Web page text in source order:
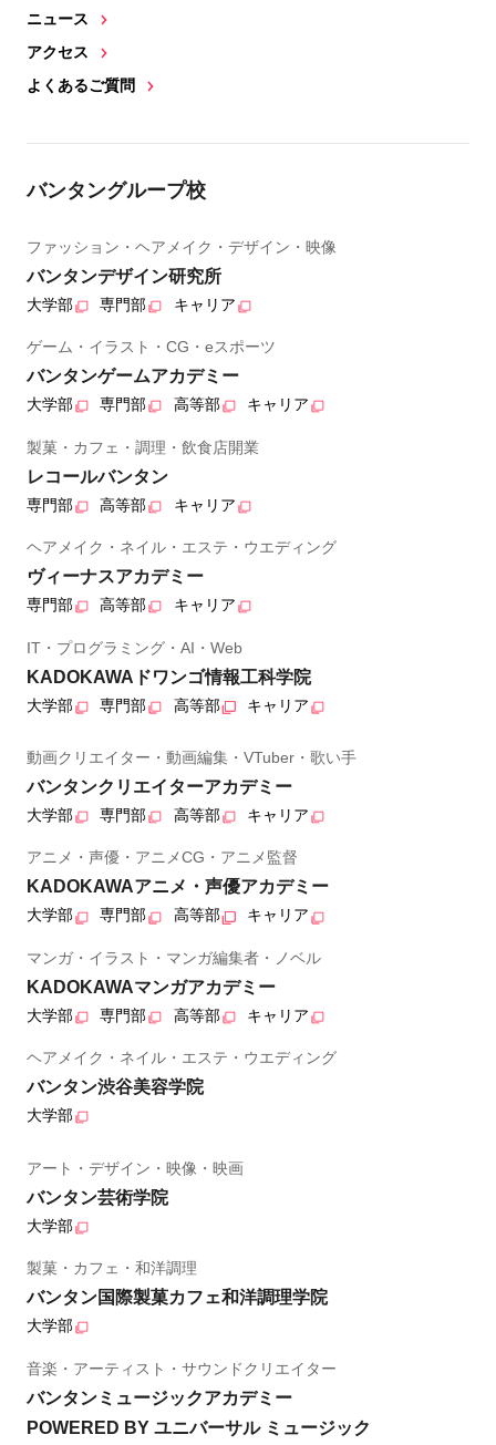
ニュース
アクセス
よくあるご質問
バンタングループ校
ファッション・ヘアメイク・デザイン・映像
バンタンデザイン研究所
大学部 専門部 キャリア
ゲーム・イラスト・CG・eスポーツ
バンタンゲームアカデミー
大学部 専門部 高等部 キャリア
製菓・カフェ・調理・飲食店開業
レコールバンタン
専門部 高等部 キャリア
ヘアメイク・ネイル・エステ・ウエディング
ヴィーナスアカデミー
専門部 高等部 キャリア
IT・プログラミング・AI・Web
KADOKAWAドワンゴ情報工科学院
大学部 専門部 高等部 キャリア
動画クリエイター・動画編集・VTuber・歌い手
バンタンクリエイターアカデミー
大学部 専門部 高等部 キャリア
アニメ・声優・アニメCG・アニメ監督
KADOKAWAアニメ・声優アカデミー
大学部 専門部 高等部 キャリア
マンガ・イラスト・マンガ編集者・ノベル
KADOKAWAマンガアカデミー
大学部 専門部 高等部 キャリア
ヘアメイク・ネイル・エステ・ウエディング
バンタン渋谷美容学院
大学部
アート・デザイン・映像・映画
バンタン芸術学院
大学部
製菓・カフェ・和洋調理
バンタン国際製菓カフェ和洋調理学院
大学部
音楽・アーティスト・サウンドクリエイター
バンタンミュージックアカデミー
POWERED BY ユニバーサル ミュージック